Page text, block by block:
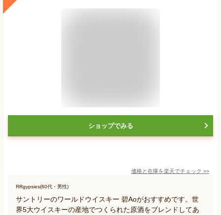
ショップでみる
価格と在庫を楽天でチェック >>
RRgypsies(60代・男性)
サントリーのワールドウイスキー 碧Aoがおすすめです。世
界5大ウイスキーの産地でつくられた原酒をブレンドしてあ